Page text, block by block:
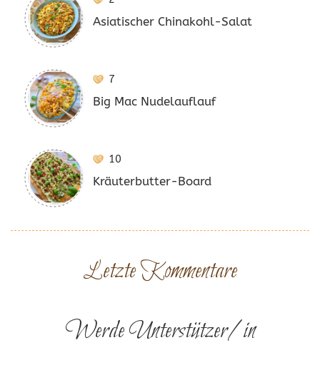
Asiatischer Chinakohl-Salat
7
Big Mac Nudelauflauf
10
Kräuterbutter-Board
Letzte Kommentare
Werde Unterstützer/in